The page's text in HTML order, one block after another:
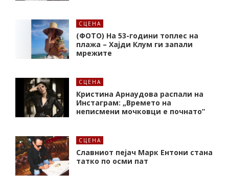
СЦЕНА
(ФОТО) На 53-години топлес на
плажа – Хајди Клум ги запали
мрежите
СЦЕНА
Кристина Арнаудова распали на
Инстаграм: „Времето на
неписмени мочковци е почнато”
СЦЕНА
Славниот пејач Марк Ентони стана
татко по осми пат